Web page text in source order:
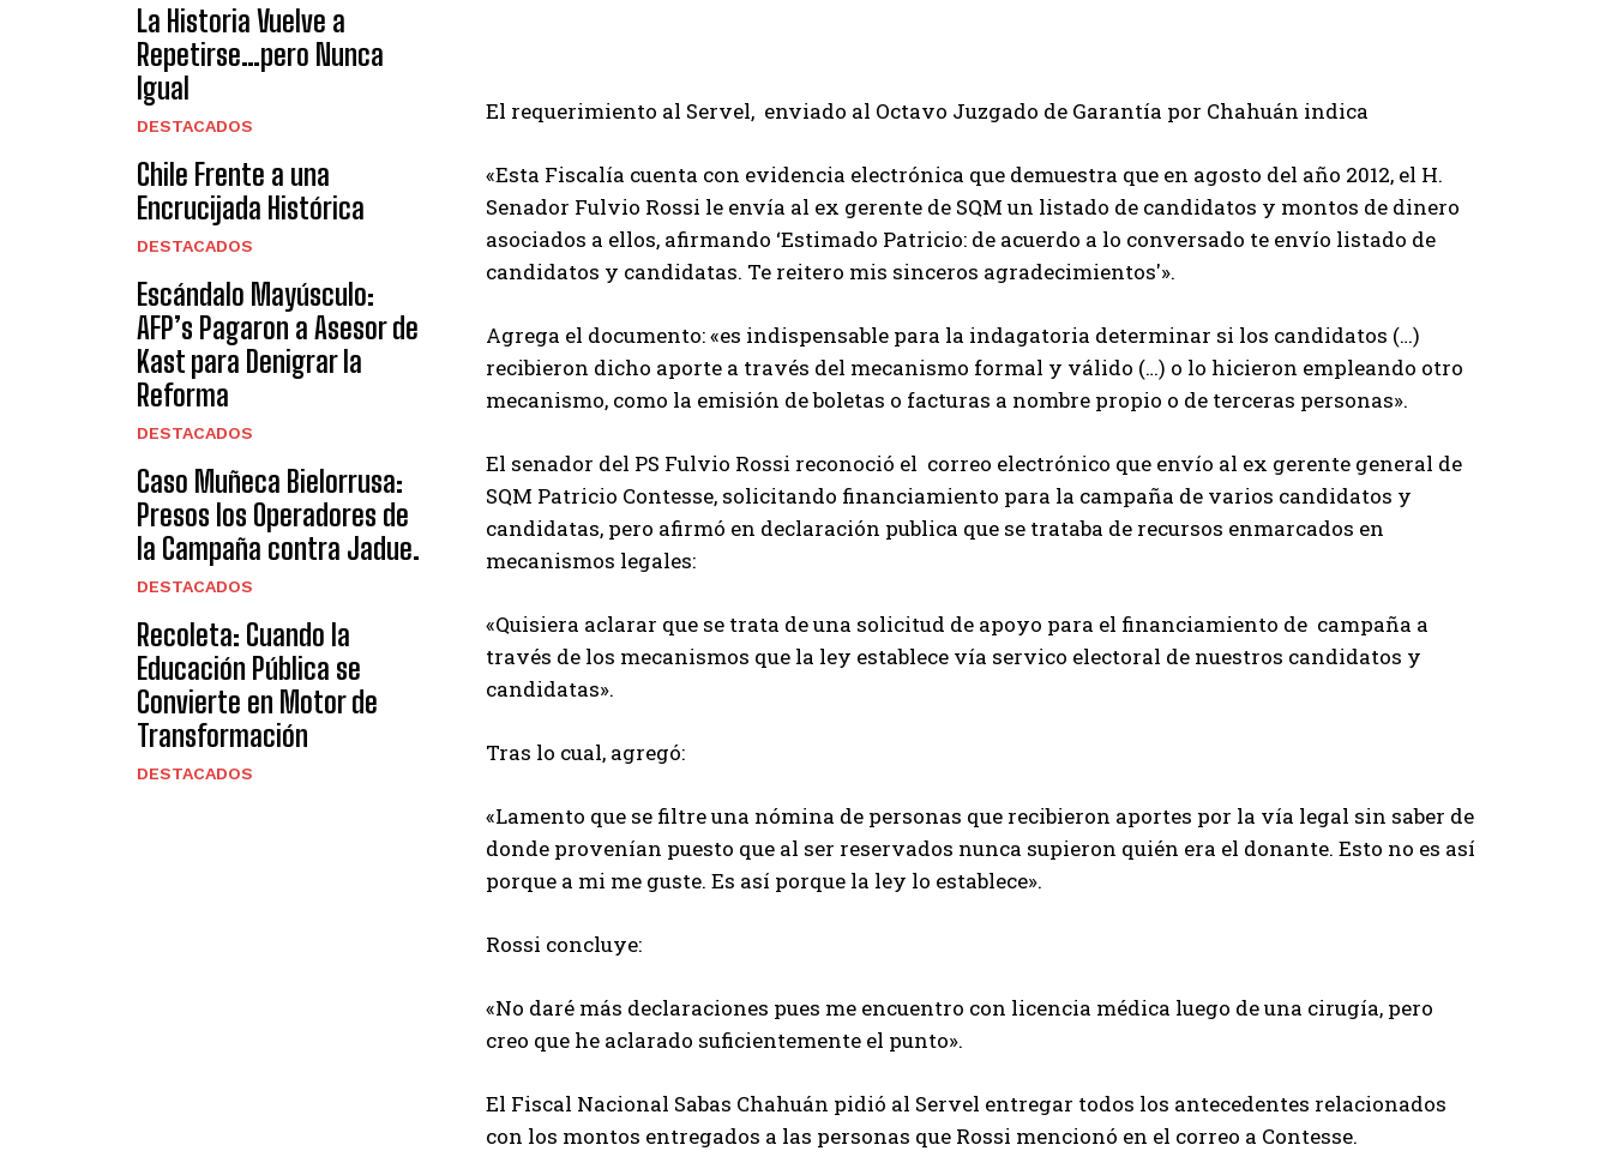
La Historia Vuelve a
Repetirse…pero Nunca
Igual
DESTACADOS
Chile Frente a una
Encrucijada Histórica
DESTACADOS
Escándalo Mayúsculo:
AFP’s Pagaron a Asesor de
Kast para Denigrar la
Reforma
DESTACADOS
Caso Muñeca Bielorrusa:
Presos los Operadores de
la Campaña contra Jadue.
DESTACADOS
Recoleta: Cuando la
Educación Pública se
Convierte en Motor de
Transformación
DESTACADOS
El requerimiento al Servel, enviado al Octavo Juzgado de Garantía por Chahuán indica
«Esta Fiscalía cuenta con evidencia electrónica que demuestra que en agosto del año 2012, el H.
Senador Fulvio Rossi le envía al ex gerente de SQM un listado de candidatos y montos de dinero
asociados a ellos, afirmando ‘Estimado Patricio: de acuerdo a lo conversado te envío listado de
candidatos y candidatas. Te reitero mis sinceros agradecimientos'».
Agrega el documento: «es indispensable para la indagatoria determinar si los candidatos (…)
recibieron dicho aporte a través del mecanismo formal y válido (…) o lo hicieron empleando otro
mecanismo, como la emisión de boletas o facturas a nombre propio o de terceras personas».
El senador del PS Fulvio Rossi reconoció el correo electrónico que envío al ex gerente general de
SQM Patricio Contesse, solicitando financiamiento para la campaña de varios candidatos y
candidatas, pero afirmó en declaración publica que se trataba de recursos enmarcados en
mecanismos legales:
«Quisiera aclarar que se trata de una solicitud de apoyo para el financiamiento de campaña a
través de los mecanismos que la ley establece vía servico electoral de nuestros candidatos y
candidatas».
Tras lo cual, agregó:
«Lamento que se filtre una nómina de personas que recibieron aportes por la vía legal sin saber de
donde provenían puesto que al ser reservados nunca supieron quién era el donante. Esto no es así
porque a mi me guste. Es así porque la ley lo establece».
Rossi concluye:
«No daré más declaraciones pues me encuentro con licencia médica luego de una cirugía, pero
creo que he aclarado suficientemente el punto».
El Fiscal Nacional Sabas Chahuán pidió al Servel entregar todos los antecedentes relacionados
con los montos entregados a las personas que Rossi mencionó en el correo a Contesse.